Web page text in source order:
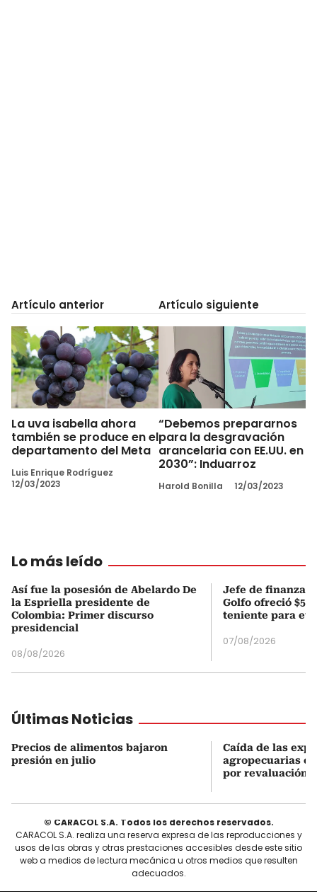
Artículo anterior
La uva isabella ahora
también se produce en el
departamento del Meta
Luis Enrique Rodríguez
12/03/2023
Artículo siguiente
“Debemos prepararnos
para la desgravación
arancelaria con EE.UU. en
2030”: Induarroz
Harold Bonilla 12/03/2023
Lo más leído
Así fue la posesión de Abelardo De
la Espriella presidente de
Colombia: Primer discurso
presidencial
08/08/2026
Jefe de finanzas
Golfo ofreció
teniente para
07/08/2026
Últimas Noticias
Precios de alimentos bajaron
presión en julio
Caída de las
agropecuarias
por revaluación
© CARACOL S.A. Todos los derechos reservados.
CARACOL S.A. realiza una reserva expresa de las reproducciones y
usos de las obras y otras prestaciones accesibles desde este sitio
web a medios de lectura mecánica u otros medios que resulten
adecuados.